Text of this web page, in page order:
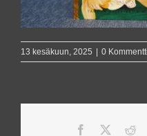
13 kesäkuun, 2025 0
Facebook